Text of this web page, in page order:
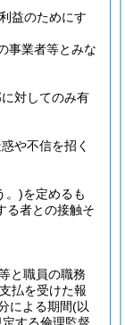
益のためにす
事業者等とみな
対してのみ有
や不信を招く
。)を定めるも
る者との接触そ
と職員の職務
払を受けた報
による期間(以